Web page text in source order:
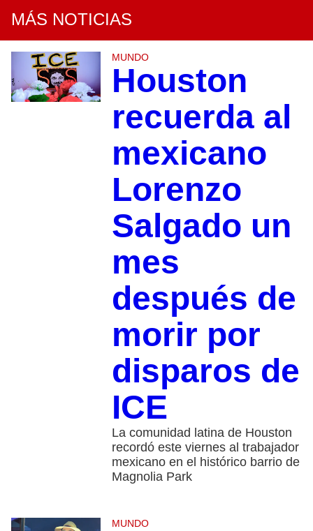
MÁS NOTICIAS
MUNDO
Houston
recuerda al
mexicano
Lorenzo
Salgado un
mes
después de
morir por
disparos de
ICE
La comunidad latina de Houston
recordó este viernes al trabajador
mexicano en el histórico barrio de
Magnolia Park
MUNDO